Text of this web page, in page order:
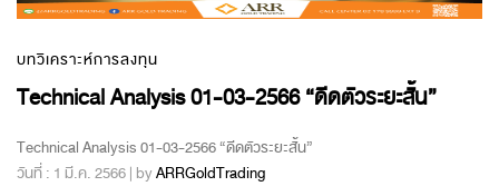
บทวิเคราะห์การลงทุน
Technical Analysis 01-03-2566 “ดีดตัวระยะสั้น”
Technical Analysis 01-03-2566 “ดีดตัวระยะสั้น”
วันที่ : 1 มี.ค. 2566 | byARRGoldTrading